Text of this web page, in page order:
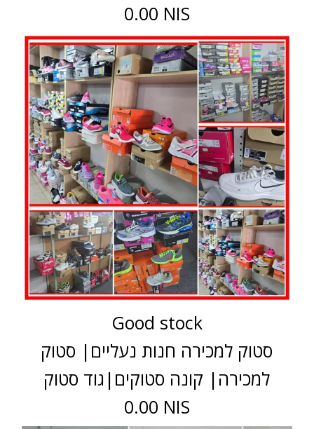
0.00 NIS
Good stock
סטוק למכירה חנות נעליים| סטוק
למכירה| קונה סטוקים|גוד סטוק
0.00 NIS